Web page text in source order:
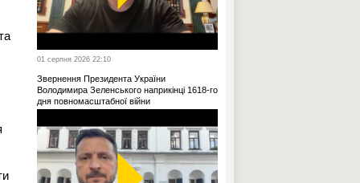
01 серпня 2026 22:10
Звернення Президента України
Володимира Зеленського наприкінці 1618-го
дня повномасштабної війни